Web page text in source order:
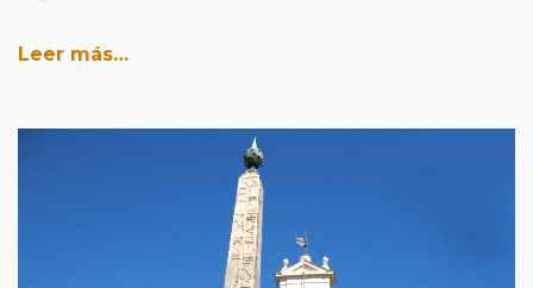
Leer más…